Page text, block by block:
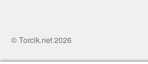
© Torcik.net 2026